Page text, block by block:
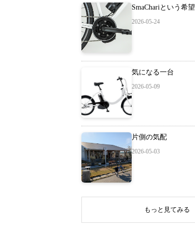
SmaChariという希望
2026-05-24
気になる一台
2026-05-09
片側の気配
2026-05-03
もっと見てみる